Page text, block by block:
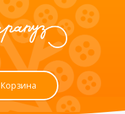
Корзина